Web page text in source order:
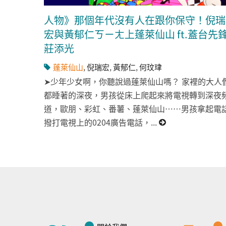
人物》那個年代沒有人在跟你保守！倪瑞
宏與黃郁仁ㄎㄧㄤ上蓬萊仙山 ft.蓋台先
莊添光
蓬萊仙山,倪瑞宏,黃郁仁,何玟珒
➤少年少女啊，你聽說過蓬萊仙山嗎？ 家裡的大人
都睡著的深夜，男孩從床上爬起來將電視轉到深夜
道，歐朋、彩虹、番薯、蓬萊仙山……男孩拿起電
撥打電視上的0204廣告電話，...